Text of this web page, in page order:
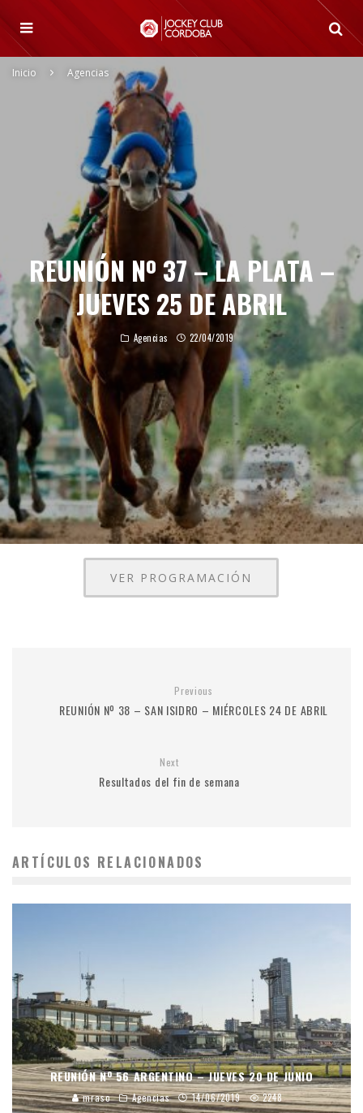
Inicio Agencias
REUNIÓN Nº 37 – LA PLATA –
JUEVES 25 DE ABRIL
Agencias 22/04/2019
VER PROGRAMACIÓN
Previous
REUNIÓN Nº 38 – SAN ISIDRO – MIÉRCOLES 24 DE ABRIL
Next
Resultados del fin de semana
ARTÍCULOS RELACIONADOS
REUNIÓN Nº 56 ARGENTINO – JUEVES 20 DE JUNIO
mraso Agencias 14/06/2019 2248